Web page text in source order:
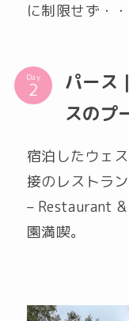
に制限せず・
Day
パース
スのプ
宿泊したウェ
接のレストラ
– Restaurant
園満喫。